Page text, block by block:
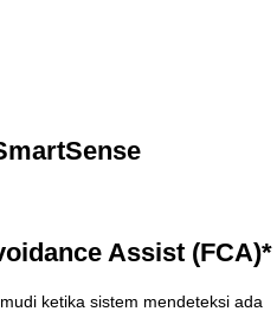
Assist (FCA)*
ketika sistem mendeteksi ada